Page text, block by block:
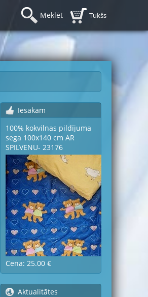
Tukšs
Meklēt
Iesakam
100% kokvilnas pildījuma
sega 100x140 cm AR
SPILVENU- 23176
Cena: 25.00 €
Aktualitātes